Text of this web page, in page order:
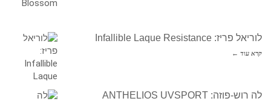
לוריאל פריז: Infallible Laque Resistance
קרא עוד ←
לה רוש-פוזה: ANTHELIOS UVSPORT